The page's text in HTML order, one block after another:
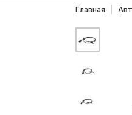
Главная